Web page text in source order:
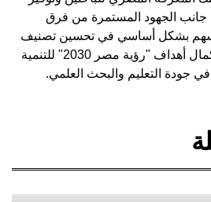
جانب الجهود المستمرة من فرق
أسهم بشكل أساسي في تحسين تصنيف
الجامعات المصرية، واستكمال أهداف "رؤية مصر 2030" للتنمية
جودة التعليم والبحث العلمي.